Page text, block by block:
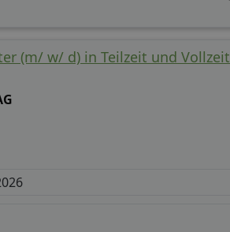
(m/ w/ d) in Teilzeit und Vollzeit